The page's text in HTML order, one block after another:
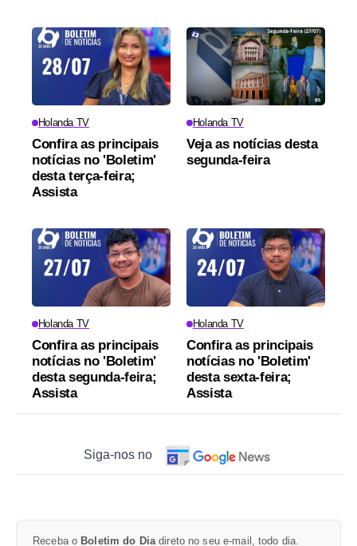
Holanda TV
Confira as principais
notícias no 'Boletim'
desta terça-feira;
Assista
Holanda TV
Veja as notícias desta
segunda-feira
Holanda TV
Confira as principais
notícias no 'Boletim'
desta segunda-feira;
Assista
Holanda TV
Confira as principais
notícias no 'Boletim'
desta sexta-feira;
Assista
Siga-nos no
Receba o Boletim do Dia direto no seu e-mail, todo dia.